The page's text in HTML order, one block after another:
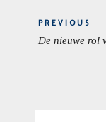
PREVIOUS
PREVIOUS
De nieuwe rol